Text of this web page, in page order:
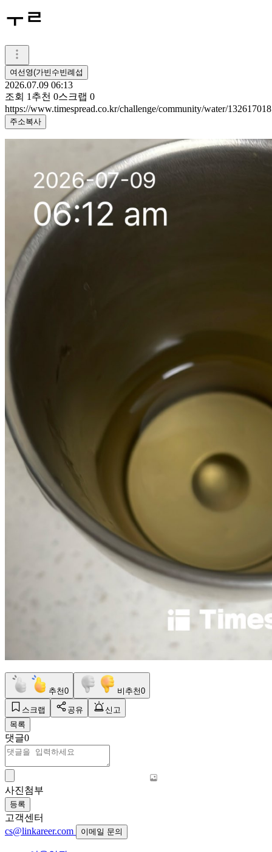
ㅜㄹ
여선영(가빈수빈례섭
2026.07.09 06:13
조회 1 추천 0스크랩 0
https://www.timespread.co.kr/challenge/community/water/132617018
주소복사
추천0 비추천0
스크랩 공유
신고
목록
댓글0
사진첨부
등록
고객센터
cs@linkareer.com
이메일 문의